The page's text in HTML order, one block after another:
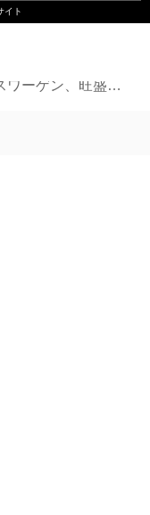
イト
フォルクスワーゲン、旺盛な開発意欲を見せつける!